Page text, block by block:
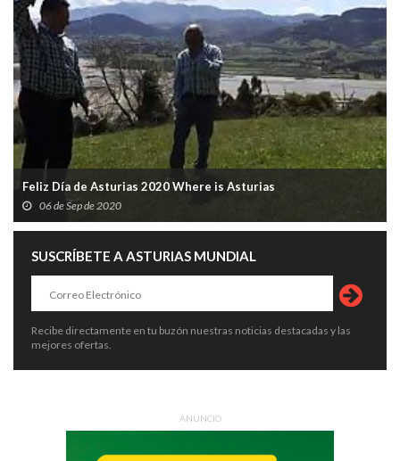
Feliz Día de Asturias 2020 Where is Asturias
06 de Sep de 2020
SUSCRÍBETE A ASTURIAS MUNDIAL
Recibe directamente en tu buzón nuestras noticias destacadas y las
mejores ofertas.
ANUNCIO